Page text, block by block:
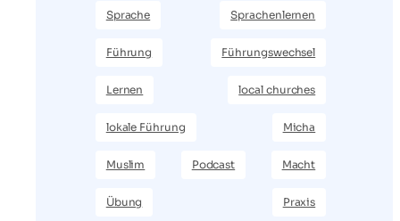
Sprache Sprachenlernen
Führung Führungswechsel
Lernen local churches
lokale Führung Micha
Muslim Podcast Macht
Übung Praxis